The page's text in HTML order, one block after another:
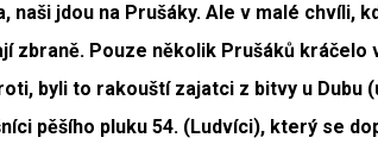
naši jdou na Prušáky. Ale v malé chvíli,
zbraně. Pouze několik Prušáků kráčelo
byli to rakouští zajatci z bitvy u Dubu
pěšího pluku 54. (Ludvíci), který se